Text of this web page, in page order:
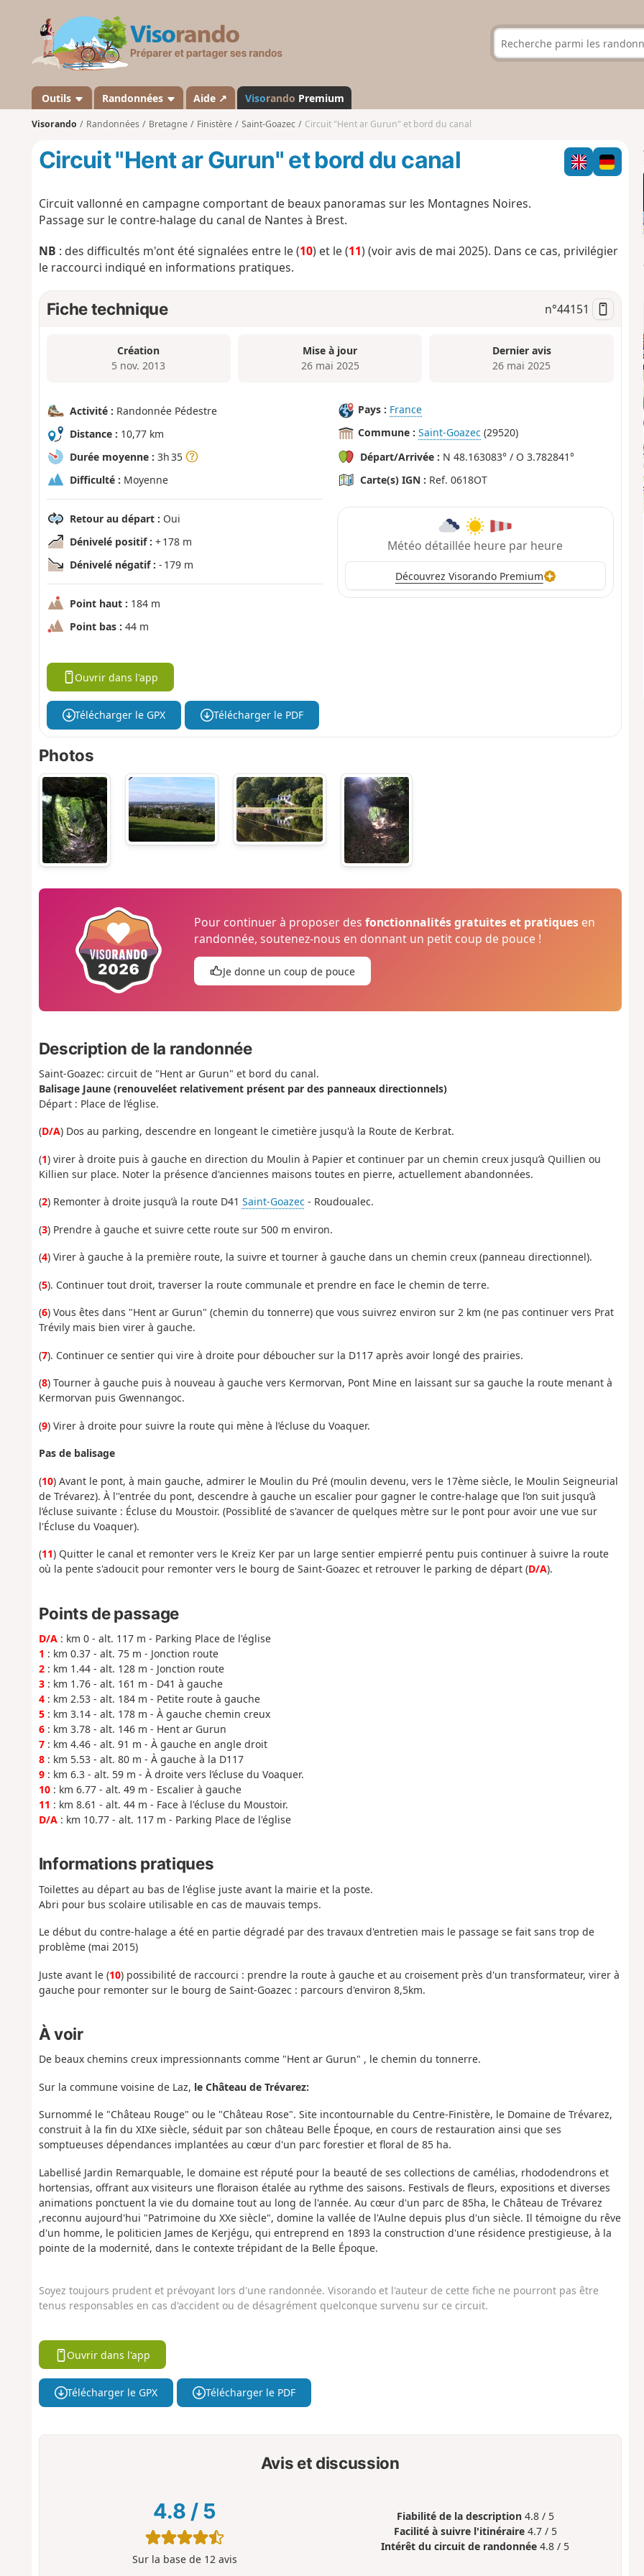
s
a
n
d
Outils Randonnées Aide ↗ Visorando Premium
Visorando Randonnées Bretagne Finistère Saint-Goazec Circuit "Hent ar Gurun" et bord du canal
Circuit "Hent ar Gurun" et bord du canal
Circuit vallonné en campagne comportant de beaux panoramas sur les Montagnes Noires.
Passage sur le contre-halage du canal de Nantes à Brest.
NB : des difficultés m'ont été signalées entre le (10) et le (11) (voir avis de mai 2025). Dans ce cas, privilégier
le raccourci indiqué en informations pratiques.
Fiche technique n°44151
Création
5 nov. 2013
Mise à jour
26 mai 2025
Dernier avis
26 mai 2025
Activité : Randonnée Pédestre
Distance : 10,77 km
Durée moyenne : 3h 35
Difficulté : Moyenne
Retour au départ : Oui
Dénivelé positif : + 178 m
Dénivelé négatif : - 179 m
Point haut : 184 m
Point bas : 44 m
Pays : France
Commune : Saint-Goazec (29520)
Départ/Arrivée : N 48.163083° / O 3.782841°
Carte(s) IGN : Ref. 0618OT
Météo détaillée heure par heure
Découvrez Visorando Premium
Ouvrir dans l'app
Télécharger le GPX Télécharger le PDF
Photos
Pour continuer à proposer desfonctionnalités gratuites et pratiques en
randonnée, soutenez-nous en donnant un petit coup de pouce !
Je donne un coup de pouce
Description de la randonnée
Saint-Goazec: circuit de "Hent ar Gurun" et bord du canal.
Balisage Jaune (renouveléet relativement présent par des panneaux directionnels)
Départ : Place de l’église.
(D/A) Dos au parking, descendre en longeant le cimetière jusqu'à la Route de Kerbrat.
(1) virer à droite puis à gauche en direction du Moulin à Papier et continuer par un chemin creux jusqu’à Quillien ou
Killien sur place. Noter la présence d'anciennes maisons toutes en pierre, actuellement abandonnées.
(2) Remonter à droite jusqu’à la route D41 Saint-Goazec- Roudoualec.
(3) Prendre à gauche et suivre cette route sur 500 m environ.
(4) Virer à gauche à la première route, la suivre et tourner à gauche dans un chemin creux (panneau directionnel).
(5). Continuer tout droit, traverser la route communale et prendre en face le chemin de terre.
(6) Vous êtes dans "Hent ar Gurun" (chemin du tonnerre) que vous suivrez environ sur 2 km (ne pas continuer vers Prat
Trévily mais bien virer à gauche.
(7). Continuer ce sentier qui vire à droite pour déboucher sur la D117 après avoir longé des prairies.
(8) Tourner à gauche puis à nouveau à gauche vers Kermorvan, Pont Mine en laissant sur sa gauche la route menant à
Kermorvan puis Gwennangoc.
(9) Virer à droite pour suivre la route qui mène à l’écluse du Voaquer.
Pas de balisage
(10) Avant le pont, à main gauche, admirer le Moulin du Pré (moulin devenu, vers le 17ème siècle, le Moulin Seigneurial
de Trévarez). À l''entrée du pont, descendre à gauche un escalier pour gagner le contre-halage que l’on suit jusqu’à
l’écluse suivante : Écluse du Moustoir. (Possiblité de s'avancer de quelques mètre sur le pont pour avoir une vue sur
l'Écluse du Voaquer).
(11) Quitter le canal et remonter vers le Kreïz Ker par un large sentier empierré pentu puis continuer à suivre la route
où la pente s'adoucit pour remonter vers le bourg de Saint-Goazec et retrouver le parking de départ (D/A).
Points de passage
D/A: km 0 - alt. 117 m - Parking Place de l'église
1 : km 0.37 - alt. 75 m - Jonction route
2: km 1.44 - alt. 128 m - Jonction route
3: km 1.76 - alt. 161 m - D41 à gauche
4: km 2.53 - alt. 184 m - Petite route à gauche
5: km 3.14 - alt. 178 m - À gauche chemin creux
6: km 3.78 - alt. 146 m - Hent ar Gurun
7: km 4.46 - alt. 91 m - À gauche en angle droit
8: km 5.53 - alt. 80 m - À gauche à la D117
9: km 6.3 - alt. 59 m - À droite vers l’écluse du Voaquer.
10: km 6.77 - alt. 49 m - Escalier à gauche
11 : km 8.61 - alt. 44 m - Face à l'écluse du Moustoir.
D/A: km 10.77 - alt. 117 m - Parking Place de l'église
Informations pratiques
Toilettes au départ au bas de l'église juste avant la mairie et la poste.
Abri pour bus scolaire utilisable en cas de mauvais temps.
Le début du contre-halage a été en partie dégradé par des travaux d'entretien mais le passage se fait sans trop de
problème (mai 2015)
Juste avant le (10) possibilité de raccourci : prendre la route à gauche et au croisement près d'un transformateur, virer à
gauche pour remonter sur le bourg de Saint-Goazec : parcours d'environ 8,5km.
À voir
De beaux chemins creux impressionnants comme "Hent ar Gurun" , le chemin du tonnerre.
Sur la commune voisine de Laz, le Château de Trévarez:
Surnommé le "Château Rouge" ou le "Château Rose". Site incontournable du Centre-Finistère, le Domaine de Trévarez,
construit à la fin du XIXe siècle, séduit par son château Belle Époque, en cours de restauration ainsi que ses
somptueuses dépendances implantées au cœur d'un parc forestier et floral de 85 ha.
Labellisé Jardin Remarquable, le domaine est réputé pour la beauté de ses collections de camélias, rhododendrons et
hortensias, offrant aux visiteurs une floraison étalée au rythme des saisons. Festivals de fleurs, expositions et diverses
animations ponctuent la vie du domaine tout au long de l'année. Au cœur d'un parc de 85ha, le Château de Trévarez
,reconnu aujourd'hui "Patrimoine du XXe siècle", domine la vallée de l'Aulne depuis plus d'un siècle. Il témoigne du rêve
d'un homme, le politicien James de Kerjégu, qui entreprend en 1893 la construction d'une résidence prestigieuse, à la
pointe de la modernité, dans le contexte trépidant de la Belle Époque.
Soyez toujours prudent et prévoyant lors d'une randonnée. Visorando et l'auteur de cette fiche ne pourront pas être
tenus responsables en cas d'accident ou de désagrément quelconque survenu sur ce circuit.
Ouvrir dans l'app
Télécharger le GPX Télécharger le PDF
Avis et discussion
4.8 / 5
Sur la base de 12avis
Fiabilité de la description 4.8 / 5
Facilité à suivre l'itinéraire 4.7 / 5
Intérêt du circuit de randonnée 4.8 / 5